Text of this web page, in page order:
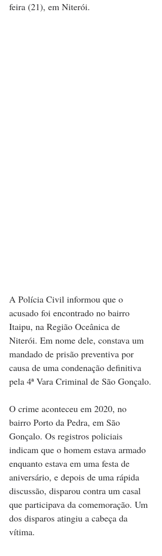
feira (21), em Niterói.
A Polícia Civil informou que o
acusado foi encontrado no bairro
Itaipu, na Região Oceânica de
Niterói. Em nome dele, constava um
mandado de prisão preventiva por
causa de uma condenação definitiva
pela 4ª Vara Criminal de São Gonçalo.
O crime aconteceu em 2020, no
bairro Porto da Pedra, em São
Gonçalo. Os registros policiais
indicam que o homem estava armado
enquanto estava em uma festa de
aniversário, e depois de uma rápida
discussão, disparou contra um casal
que participava da comemoração. Um
dos disparos atingiu a cabeça da
vítima.